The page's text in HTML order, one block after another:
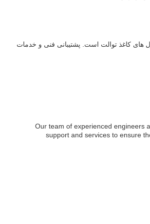
های کاغذ توالت است. پشتیبانی فنی و خدمات
Our team of experienced engineers
support and services to ensure